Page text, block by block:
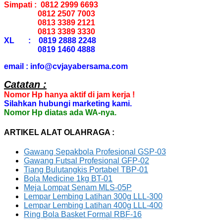
Simpati : 0812 2999 6693
0812 2507 7003
0813 3389 2121
0813 3389 3330
XL : 0819 2888 2248
0819 1460 4888
email : info@cvjayabersama.com
Catatan :
Nomor Hp hanya aktif di jam kerja !
Silahkan hubungi marketing kami.
Nomor Hp diatas ada WA-nya.
ARTIKEL ALAT OLAHRAGA :
Gawang Sepakbola Profesional GSP-03
Gawang Futsal Profesional GFP-02
Tiang Bulutangkis Portabel TBP-01
Bola Medicine 1kg BT-01
Meja Lompat Senam MLS-05P
Lempar Lembing Latihan 300g LLL-300
Lempar Lembing Latihan 400g LLL-400
Ring Bola Basket Formal RBF-16